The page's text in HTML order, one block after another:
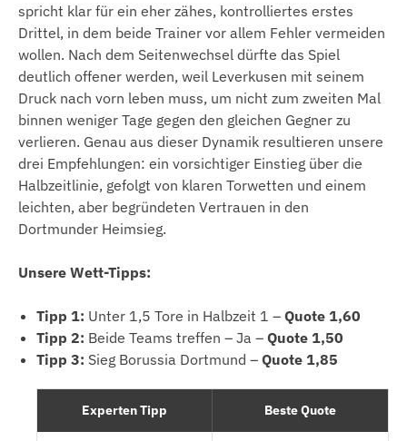
spricht klar für ein eher zähes, kontrolliertes erstes
Drittel, in dem beide Trainer vor allem Fehler vermeiden
wollen. Nach dem Seitenwechsel dürfte das Spiel
deutlich offener werden, weil Leverkusen mit seinem
Druck nach vorn leben muss, um nicht zum zweiten Mal
binnen weniger Tage gegen den gleichen Gegner zu
verlieren. Genau aus dieser Dynamik resultieren unsere
drei Empfehlungen: ein vorsichtiger Einstieg über die
Halbzeitlinie, gefolgt von klaren Torwetten und einem
leichten, aber begründeten Vertrauen in den
Dortmunder Heimsieg.
Unsere Wett-Tipps:
Tipp 1: Unter 1,5 Tore in Halbzeit 1 – Quote 1,60
Tipp 2: Beide Teams treffen – Ja – Quote 1,50
Tipp 3: Sieg Borussia Dortmund – Quote 1,85
Experten Tipp Beste Quote